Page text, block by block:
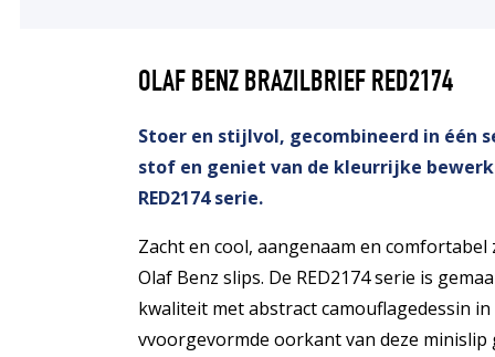
OLAF BENZ BRAZILBRIEF RED2174
Stoer en stijlvol, gecombineerd in één
stof en geniet van de kleurrijke
RED2174 serie.
Zacht en cool, aangenaam en
Olaf Benz slips. De RED2174 serie is
kwaliteit met abstract camouflagedessin
vvoorgevormde oorkant van deze